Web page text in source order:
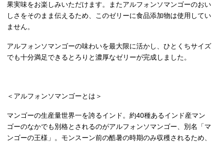
果実味をお楽しみいただけます。またアルフォンソマンゴーのおい
しさをそのまま伝えるため、このゼリーに食品添加物は使用してい
ません。
アルフォンソマンゴーの味わいを最大限に活かし、ひとくちサイズ
でも十分満足できるとろりと濃厚なゼリーが完成しました。
＜アルフォンソマンゴーとは＞
マンゴーの生産量世界一を誇るインド。約40種あるインド産マン
ゴーのなかでも別格とされるのがアルフォンソマンゴー、別名「マ
ンゴーの王様」。モンスーン前の酷暑の時期のみ収穫されるため、